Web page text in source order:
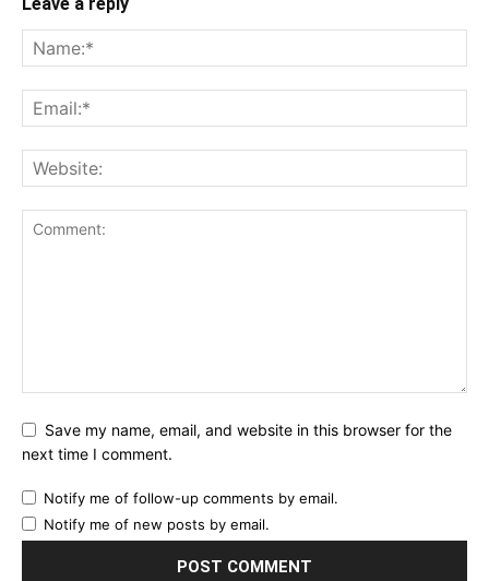
Save my name, email, and website in this browser for the
next time I comment.
Notify me of follow-up comments by email.
Notify me of new posts by email.